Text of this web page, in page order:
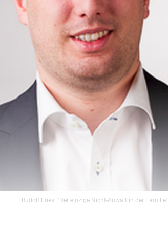
Rudolf Fries: "Der einzige Nicht-Anwalt in der Familie"